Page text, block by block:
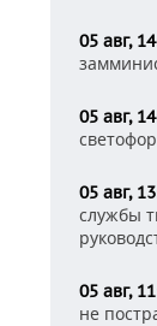
05 авг,
05 авг,
05 авг,
службы
05 авг,
не